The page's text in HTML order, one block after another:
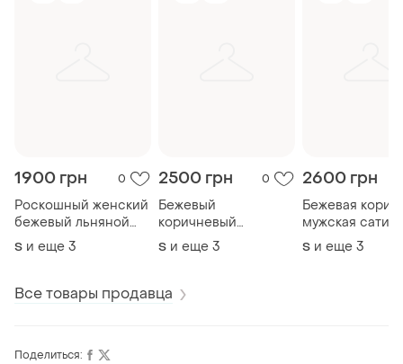
1900 грн 0
Роскошный женский
бежевый льняной
костюм халат брюки
и топ в белый
S и еще 3
2500 грн 0
Бежевый
коричневый
домашний женский
сатиновый костюм
S и еще 3
2600 грн
Бежевая
мужская
пижама
S и еще 3
Все товары продавца
Поделиться: